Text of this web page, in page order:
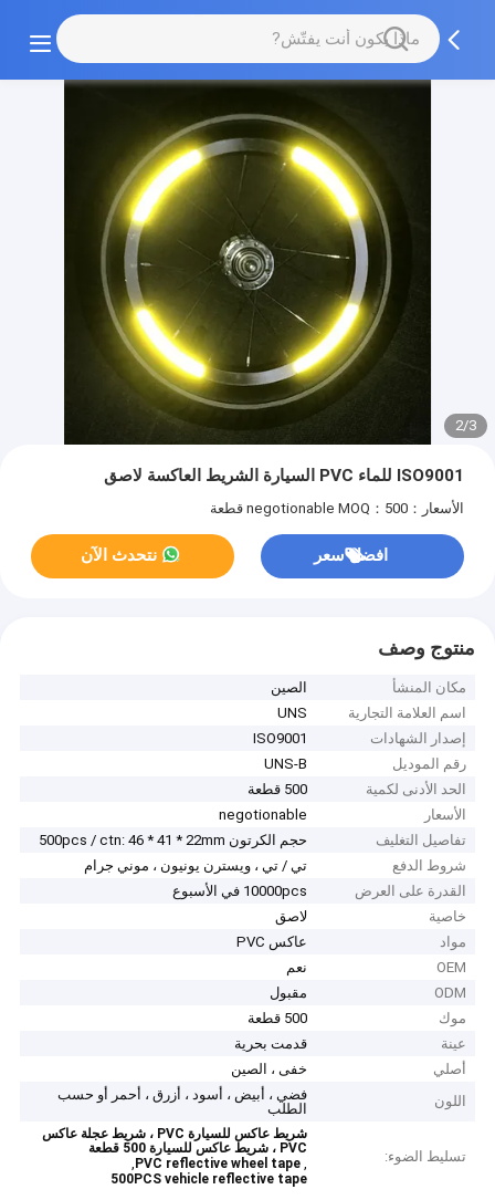
2/3
ISO9001 للماء PVC السيارة الشريط العاكسة لاصق
الأسعار：negotionable MOQ：500 قطعة
افضل سعر نتحدث الآن
منتوج وصف
مكان المنشأ
الصين
اسم العلامة التجارية
UNS
إصدار الشهادات
ISO9001
رقم الموديل
UNS-B
الحد الأدنى لكمية
500 قطعة
الأسعار
negotionable
تفاصيل التغليف
حجم الكرتون 500pcs / ctn: 46 * 41 * 22mm
شروط الدفع
تي / تي ، ويسترن يونيون ، موني جرام
القدرة على العرض
10000pcs في الأسبوع
خاصية
لاصق
مواد
عاكس PVC
OEM
نعم
ODM
مقبول
موك
500 قطعة
عينة
قدمت بحرية
أصلي
خفى ، الصين
اللون
فضي ، أبيض ، أسود ، أزرق ، أحمر أو حسب
الطلب
تسليط الضوء:
شريط عاكس للسيارة PVC ، شريط عجلة عاكس
PVC ، شريط عاكس للسيارة 500 قطعة
,
PVC reflective wheel tape
,
500PCS vehicle reflective tape